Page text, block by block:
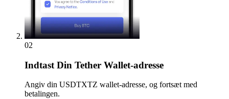
02
Indtast Din Tether Wallet-adresse
Angiv din USDTXTZ wallet-adresse, og fortsæt med
betalingen.